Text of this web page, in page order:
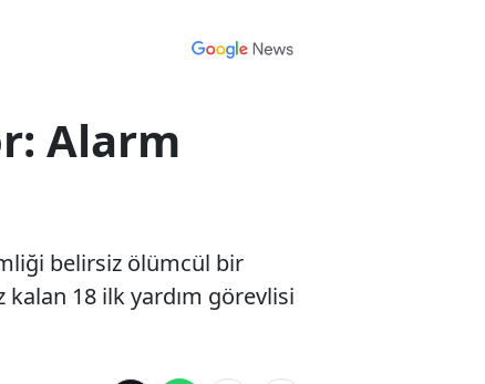
Alarm
belirsiz ölümcül bir
kalan 18 ilk yardım görevlisi